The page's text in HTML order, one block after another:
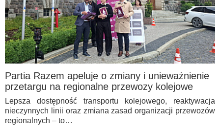
Partia Razem apeluje o zmiany i unieważnienie
przetargu na regionalne przewozy kolejowe
Lepsza dostępność transportu kolejowego, reaktywacja
nieczynnych linii oraz zmiana zasad organizacji przewozów
regionalnych – to…